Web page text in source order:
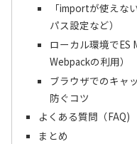
「importが使えな
パス設定など）
ローカル環境でES
Webpackの利用）
ブラウザでのキャ
防ぐコツ
よくある質問（FAQ)
まとめ